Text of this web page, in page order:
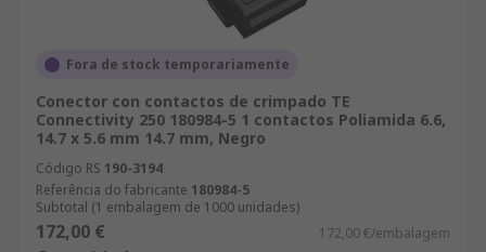
Fora de stock temporariamente
Conector con contactos de crimpado TE
Connectivity 250 180984-5 1 contactos Poliamida 6.6,
14.7 x 5.6 mm 14.7 mm, Negro
Código RS 190-3194
Referência do fabricante 180984-5
Subtotal (1 embalagem de 1000 unidades)
172,00 € 172,00 €/embalagem